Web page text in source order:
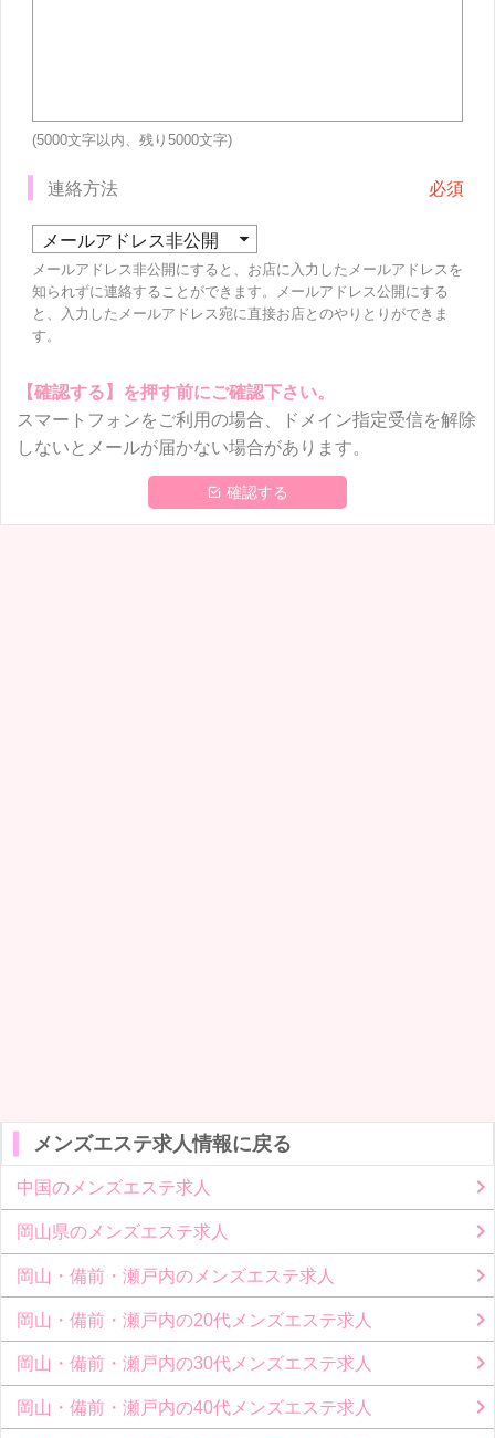
(5000文字以内、残り 5000文字)
連絡方法
メールアドレス非公開にすると、お店に入力したメールアドレスを
知られずに連絡することができます。メールアドレス公開にする
と、入力したメールアドレス宛に直接お店とのやりとりができま
す。
【確認する】を押す前にご確認下さい。
スマートフォンをご利用の場合、ドメイン指定受信を解除
しないとメールが届かない場合があります。
 確認する
メンズエステ求人情報に戻る
中国のメンズエステ求人
岡山県のメンズエステ求人
岡山・備前・瀬戸内のメンズエステ求人
岡山・備前・瀬戸内の20代メンズエステ求人
岡山・備前・瀬戸内の30代メンズエステ求人
岡山・備前・瀬戸内の40代メンズエステ求人